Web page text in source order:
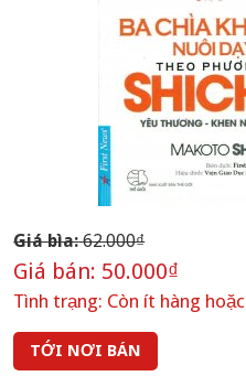
Giá bìa:62.000₫
Giá bán: 50.000₫
Tình trạng: Còn ít hàng
TỚI NƠI BÁN